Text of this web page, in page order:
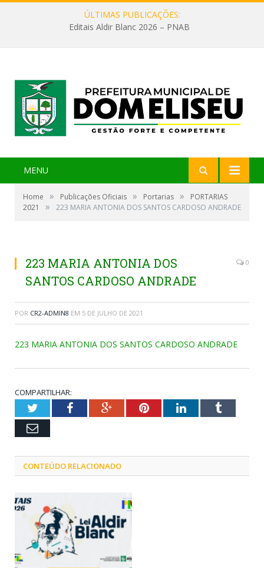
ÚLTIMAS PUBLICAÇÕES:
Editais Aldir Blanc 2026 – PNAB
MENU
Home » Publicações Oficiais » Portarias »
PORTARIAS
2021
» 223 MARIA ANTONIA DOS SANTOS CARDOSO ANDRADE
223 MARIA ANTONIA DOS
SANTOS CARDOSO ANDRADE
0
POR CR2-ADMIN8 EM 5 DE JULHO DE 2021
223 MARIA ANTONIA DOS SANTOS CARDOSO ANDRADE
COMPARTILHAR:
TwitterFacebookGoogle+PinterestLinkedInTumblr
Email
CONTEÚDO RELACIONADO